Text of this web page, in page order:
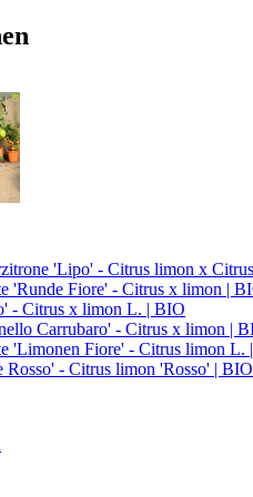
'Lipo' - Citrus limon x
'Runde Fiore' - Citrus x limon |
- Citrus x limon L. | BIO
Carrubaro' - Citrus x limon |
'Limonen Fiore' - Citrus limon L.
Rosso' - Citrus limon 'Rosso' | BIO